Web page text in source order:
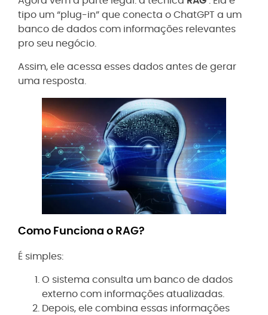
tipo um “plug-in” que conecta o ChatGPT a um
banco de dados com informações relevantes
pro seu negócio.
Assim, ele acessa esses dados antes de gerar
uma resposta.
Como Funciona o RAG?
É simples:
O sistema consulta um banco de dados
externo com informações atualizadas.
Depois, ele combina essas informações